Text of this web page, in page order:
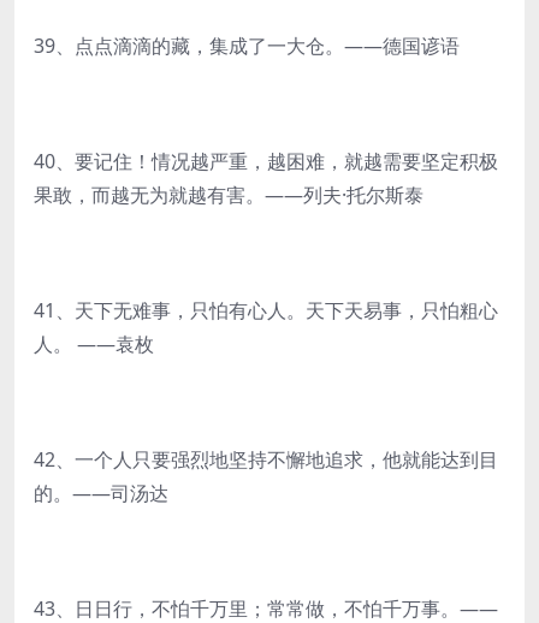
39、点点滴滴的藏，集成了一大仓。——德国谚语
40、要记住！情况越严重，越困难，就越需要坚定积极
果敢，而越无为就越有害。——列夫·托尔斯泰
41、天下无难事，只怕有心人。天下天易事，只怕粗心
人。 ——袁枚
42、一个人只要强烈地坚持不懈地追求，他就能达到目
的。——司汤达
43、日日行，不怕千万里；常常做，不怕千万事。——